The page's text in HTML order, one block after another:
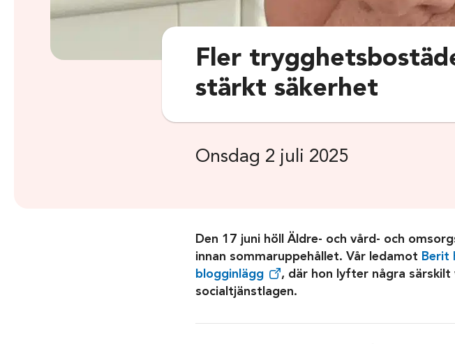
Fler
stärkt säkerhet
Onsdag 2 juli 2025
Den 17 juni höll Äldre- och vård- och
innan sommaruppehållet. Vår ledamot Berit
blogginlägg
, där hon lyfter några
socialtjänstlagen.